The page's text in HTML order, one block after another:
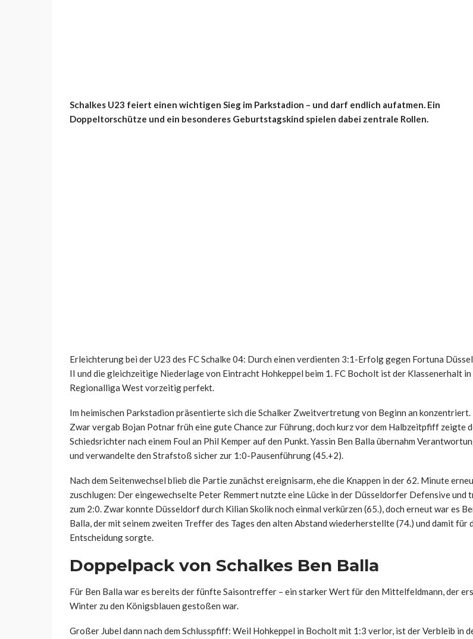
Schalkes U23 feiert einen wichtigen Sieg im Parkstadion – und darf endlich aufatmen. Ein
Doppeltorschütze und ein besonderes Geburtstagskind spielen dabei zentrale Rollen.
Erleichterung bei der U23 des FC Schalke 04: Durch einen verdienten 3:1-Erfolg gegen Fortuna
II und die gleichzeitige Niederlage von Eintracht Hohkeppel beim 1. FC Bocholt ist der Klassenerhalt in
Regionalliga West vorzeitig perfekt.
Im heimischen Parkstadion präsentierte sich die Schalker Zweitvertretung von Beginn an konzentriert.
Zwar vergab Bojan Potnar früh eine gute Chance zur Führung, doch kurz vor dem Halbzeitpfiff zeigte
Schiedsrichter nach einem Foul an Phil Kemper auf den Punkt. Yassin Ben Balla übernahm
und verwandelte den Strafstoß sicher zur 1:0-Pausenführung (45.+2).
Nach dem Seitenwechsel blieb die Partie zunächst ereignisarm, ehe die Knappen in der 62. Minute
zuschlugen: Der eingewechselte Peter Remmert nutzte eine Lücke in der Düsseldorfer Defensive und
zum 2:0. Zwar konnte Düsseldorf durch Kilian Skolik noch einmal verkürzen (65.), doch erneut war es
Balla, der mit seinem zweiten Treffer des Tages den alten Abstand wiederherstellte (74.) und damit für
Entscheidung sorgte.
Doppelpack von Schalkes Ben Balla
Für Ben Balla war es bereits der fünfte Saisontreffer – ein starker Wert für den Mittelfeldmann, der
Winter zu den Königsblauen gestoßen war.
Großer Jubel dann nach dem Schlusspfiff: Weil Hohkeppel in Bocholt mit 1:3 verlor, ist der Verbleib in